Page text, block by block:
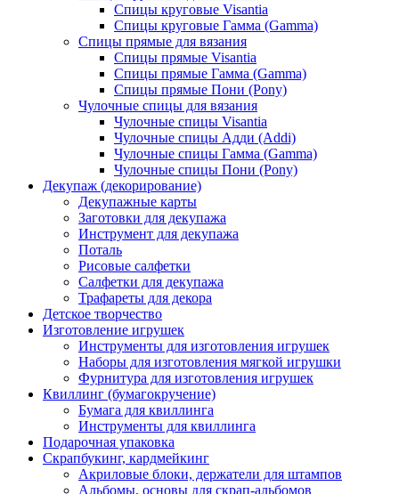
Спицы круговые Visantia
Спицы круговые Гамма (Gamma)
Спицы прямые для вязания
Спицы прямые Visantia
Спицы прямые Гамма (Gamma)
Спицы прямые Пони (Pony)
Чулочные спицы для вязания
Чулочные спицы Visantia
Чулочные спицы Адди (Addi)
Чулочные спицы Гамма (Gamma)
Чулочные спицы Пони (Pony)
Декупаж (декорирование)
Декупажные карты
Заготовки для декупажа
Инструмент для декупажа
Поталь
Рисовые салфетки
Салфетки для декупажа
Трафареты для декора
Детское творчество
Изготовление игрушек
Инструменты для изготовления игрушек
Наборы для изготовления мягкой игрушки
Фурнитура для изготовления игрушек
Квиллинг (бумагокручение)
Бумага для квиллинга
Инструменты для квиллинга
Подарочная упаковка
Скрапбукинг, кардмейкинг
Акриловые блоки, держатели для штампов
Альбомы, основы для скрап-альбомов